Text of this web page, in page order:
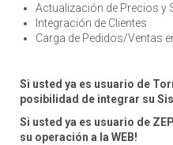
Actualización de Precios y
Integración de Clientes
Carga de Pedidos/Ventas
Si usted ya es usuario de
posibilidad de integrar su
Si usted ya es usuario de
su operación a la WEB!